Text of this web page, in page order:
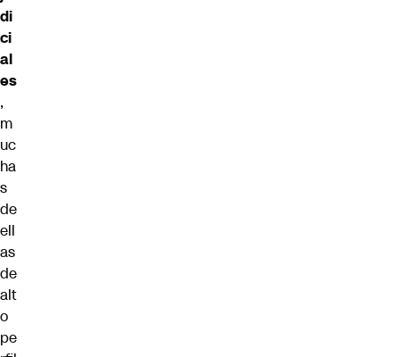
di
ci
al
es
,
m
uc
ha
s
de
ell
as
de
alt
o
pe